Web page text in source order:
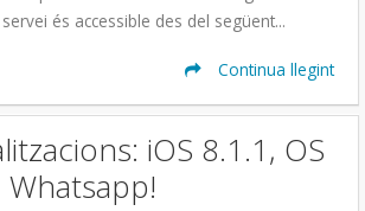
és accessible des del següent...
Continua llegint
iOS 8.1.1, OS